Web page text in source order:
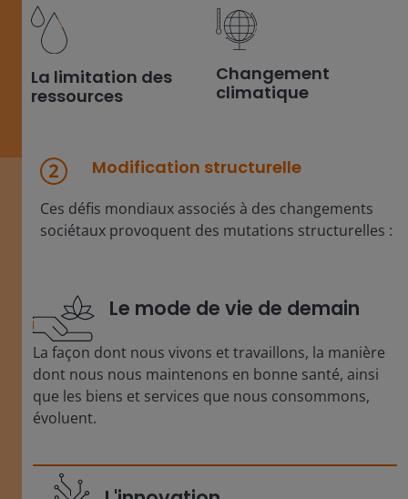
La limitation des
ressources
Changement
climatique
Modification structurelle
Ces défis mondiaux associés à des changements
sociétaux provoquent des mutations structurelles :
Le mode de vie de demain
La façon dont nous vivons et travaillons, la manière
dont nous nous maintenons en bonne santé, ainsi
que les biens et services que nous consommons,
évoluent.